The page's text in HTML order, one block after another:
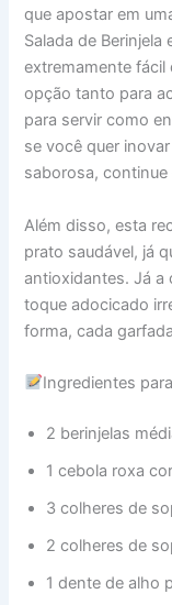
que apostar em
Salada de Berinjela
extremamente fácil
opção tanto para
para servir como
se você quer
saborosa,
Além disso, esta
prato saudável, já
antioxidantes. Já a
toque adocicado
forma, cada
Ingredientes
2 berinjelas
1 cebola roxa
3 colheres de
2 colheres de
1 dente de alho